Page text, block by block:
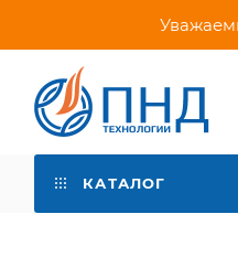
КАТАЛОГ